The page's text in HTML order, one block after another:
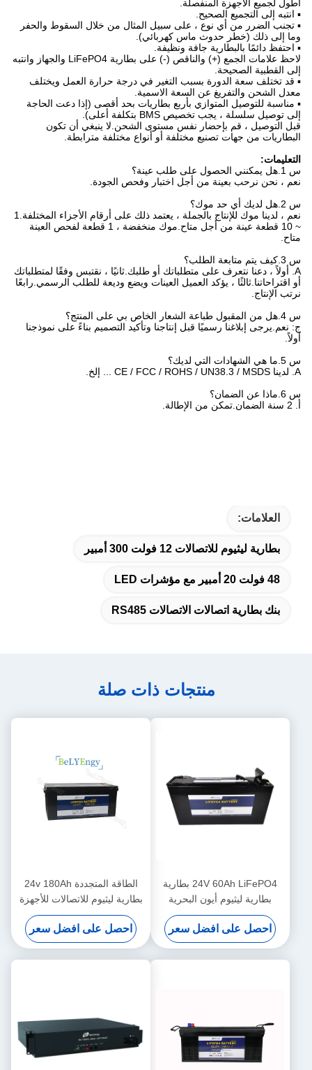
أطول لجميع الأجهزة المنفصلة.
▪ انتبه إلى التجميع الصحيح.
▪ تجنب الضرر من أي نوع ، على سبيل المثال من خلال السقوط والحفر
وما إلى ذلك (خطر حدوث ماس كهربائي).
▪ احتفظ دائمًا بالبطارية جافة ونظيفة.
لاحظ علامات الجمع (+) والناقص (-) على بطارية LiFePO4 والجهاز وانتبه
إلى القطبية الصحيحة.
▪ قد تختلف سعة الدورة بسبب التغير في درجة حرارة العمل ويختلف
معدل الشحن والتفريغ عن السعة الاسمية.
▪ مناسبة للتوصيل المتوازي بأربع بطاريات بحد أقصى (إذا دعت الحاجة
إلى توصيل سلسلة ، يجب تخصيص BMS بتكلفة أعلى).
قبل التوصيل ، قم بإحضار نفس مستوى الشحن.لا ينبغي أن تكون
البطاريات من جهات تصنيع مختلفة أو أنواع مختلفة مترابطة.
التعليمات:
س 1.هل يمكنني الحصول على طلب عينة؟
نعم ، نحن نرحب بعينة من أجل اختبار وفحص الجودة.
س 2.هل لديك أي حد موك؟
نعم ، لدينا موك للإنتاج بالجملة ، يعتمد ذلك على أرقام الأجزاء المختلفة.1
~ 10 قطعة عينة من أجل متاح.موك منخفضة ، 1 قطعة لفحص العينة
متاح.
س 3.كيف يتم متابعة الطلب؟
A. أولاً ، دعنا نتعرف على متطلباتك أو طلبك.ثانيًا ، نقتبس وفقًا لمتطلباتك
أو اقتراحاتنا.ثالثًا ، يؤكد العميل العينات ويضع وديعة للطلب الرسمي.رابعًا
نرتب الإنتاج.
س 4.هل من المقبول طباعة الشعار الخاص بي على المنتج؟
ج: نعم.يرجى إبلاغنا رسميًا قبل إنتاجنا وتأكيد التصميم بناءً على نموذجنا
أولاً.
س 5.ما هي الشهادات التي لديك؟
A. لدينا CE / FCC / ROHS / UN38.3 / MSDS ... إلخ.
س 6.ماذا عن الضمان؟
أ. 2 سنة الضمان.تمكن من الإطالة.
العلامات:
بطارية ليثيوم للاتصالات 12 فولت 300 أمبير
48 فولت 20 أمبير مع مؤشرات LED
بنك بطارية اتصالات الاتصالات RS485
منتجات ذات صلة
24V 60Ah LiFePO4 بطارية
بطارية ليثيوم أيون البحرية
لأبراج الاتصالات
احصل على افضل سعر
الطاقة المتجددة 24v 180Ah
بطارية ليثيوم للاتصالات للأجهزة
الطبية
احصل على افضل سعر